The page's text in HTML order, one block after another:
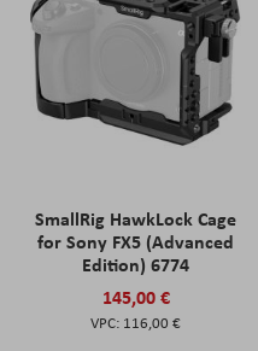
SmallRig HawkLock Cage
for Sony FX5 (Advanced
Edition) 6774
145,00 €
116,00 €